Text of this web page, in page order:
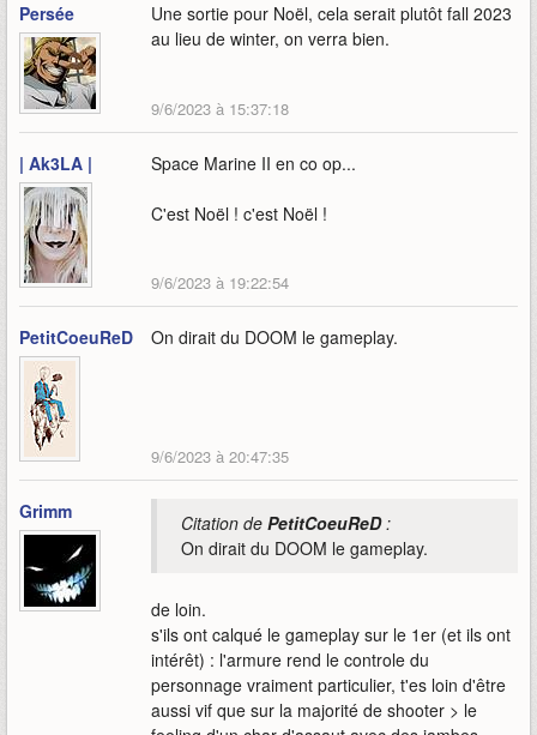
Persée
Une sortie pour Noël, cela serait plutôt fall 2023
au lieu de winter, on verra bien.
9/6/2023 à 15:37:18
| Ak3LA | Space Marine II en co op...
C'est Noël ! c'est Noël !
9/6/2023 à 19:22:54
PetitCoeuReD On dirait du DOOM le gameplay.
9/6/2023 à 20:47:35
Grimm Citation de PetitCoeuReD:
On dirait du DOOM le gameplay.
de loin.
s'ils ont calqué le gameplay sur le 1er (et ils ont
intérêt) : l'armure rend le controle du
personnage vraiment particulier, t'es loin d'être
aussi vif que sur la majorité de shooter > le